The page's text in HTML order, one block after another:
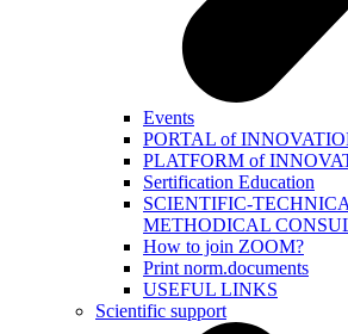
Events
PORTAL of
PLATFORM of
Sertification Education
SCIENTIFIC-
METHODICAL
How to join ZOOM?
Print norm.documents
USEFUL LINKS
Scientific support